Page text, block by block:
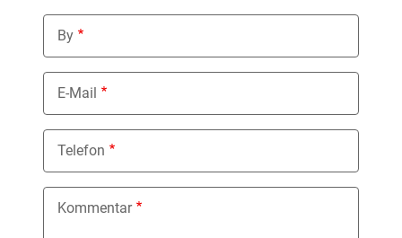
By
E-Mail
Telefon
Kommentar